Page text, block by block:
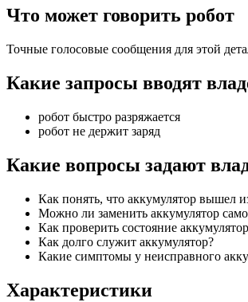
Что может говорить робот
Точные голосовые сообщения для этой
Какие запросы вводят
робот быстро разряжается
робот не держит заряд
Какие вопросы задают
Как понять, что аккумулятор вышел
Можно ли заменить аккумулятор
Как проверить состояние
Как долго служит аккумулятор?
Какие симптомы у неисправного
Характеристики